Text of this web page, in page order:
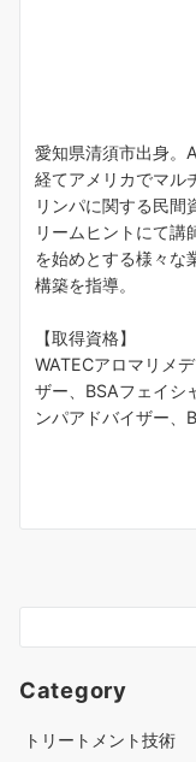
愛知県清須市出身。
経てアメリカでマル
リンパに関する民間
リームヒントにて講
を始めとする様々な
構築を指導。
【取得資格】
WATECアロマリメ
ザー、BSAフェイシ
ンパアドバイザー、
Category
トリートメント技術